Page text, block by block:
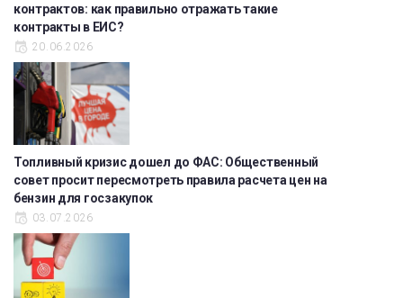
контрактов: как правильно отражать такие
контракты в ЕИС?
20.06.2026
Топливный кризис дошел до ФАС: Общественный
совет просит пересмотреть правила расчета цен на
бензин для госзакупок
03.07.2026